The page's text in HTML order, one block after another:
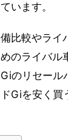
います。
比較やライ
のライバル
のリセール
Giを安く買